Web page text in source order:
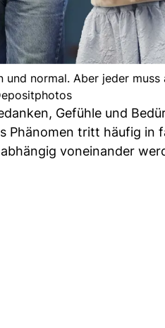
normal. Aber jeder
Gefühle und
Phänomen tritt häufig in
voneinander